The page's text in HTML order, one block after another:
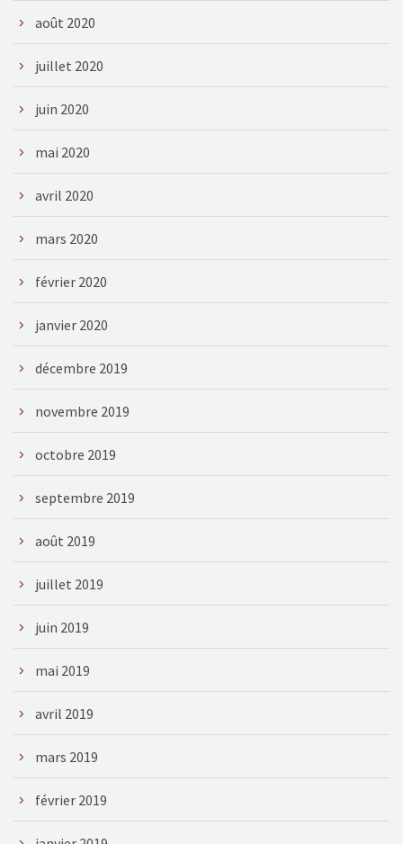
août 2020
juillet 2020
juin 2020
mai 2020
avril 2020
mars 2020
février 2020
janvier 2020
décembre 2019
novembre 2019
octobre 2019
septembre 2019
août 2019
juillet 2019
juin 2019
mai 2019
avril 2019
mars 2019
février 2019